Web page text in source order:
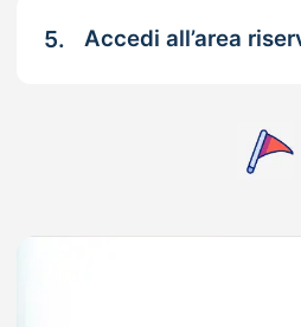
5. Accedi all’area